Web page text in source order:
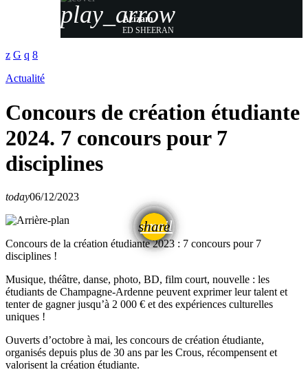
play_arrow
Azizam
ED SHEERAN
Actualité
Concours de création étudiante
2024. 7 concours pour 7
disciplines
today06/12/2023
share
email
Concours de la création étudiante 2023 : 7 concours pour 7
disciplines !
Musique, théâtre, danse, photo, BD, film court, nouvelle : les
étudiants de Champagne-Ardenne peuvent exprimer leur talent et
tenter de gagner jusqu’à 2 000 € et des expériences culturelles
uniques !
Ouverts d’octobre à mai, les concours de création étudiante,
organisés depuis plus de 30 ans par les Crous, récompensent et
valorisent la création étudiante.